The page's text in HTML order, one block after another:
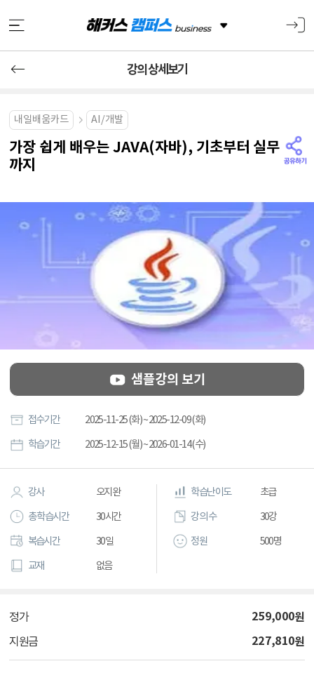
강의 상세보기
내일배움카드 AI/개발
가장 쉽게 배우는 JAVA(자바), 기초부터 실무
까지
샘플강의 보기
접수기간 2025-11-25 (화) ~ 2025-12-09 (화)
학습기간 2025-12-15 (월) ~ 2026-01-14 (수)
강사 오지완
총 학습시간 30시간
복습시간 30일
교재 없음
학습난이도 초급
강의 수 30강
정원 500명
정가 259,000원
지원금 227,810원